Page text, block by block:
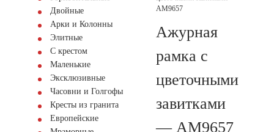
Двойные
Арки и Колонны
Элитные
С крестом
Маленькие
Эксклюзивные
Часовни и Голгофы
Кресты из гранита
Европейские
AM9657
Ажурная
рамка с
цветочными
завитками
— AM9657